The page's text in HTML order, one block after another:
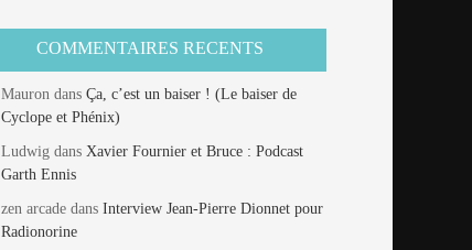
COMMENTAIRES RECENTS
Mauron dansÇa, c’est un baiser ! (Le baiser de
Cyclope et Phénix)
Ludwig dansXavier Fournier et Bruce : Podcast
Garth Ennis
zen arcade dansInterview Jean-Pierre Dionnet pour
Radionorine